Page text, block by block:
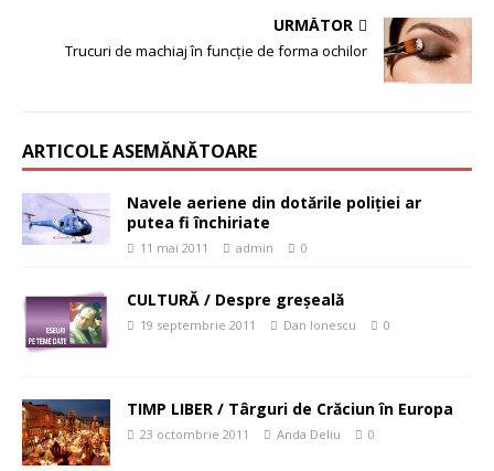
URMĂTOR
Trucuri de machiaj în funcţie de forma ochilor
ARTICOLE ASEMĂNĂTOARE
Navele aeriene din dotările poliţiei ar
putea fi închiriate
11 mai 2011 admin 0
CULTURĂ / Despre greşeală
19 septembrie 2011 Dan Ionescu 0
TIMP LIBER / Târguri de Crăciun în Europa
23 octombrie 2011 Anda Deliu 0